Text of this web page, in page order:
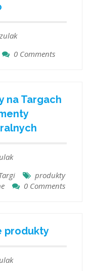
0 Comments
na Targach
produkty
0 Comments
produkty